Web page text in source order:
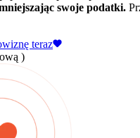
swoje podatki.
teraz
)